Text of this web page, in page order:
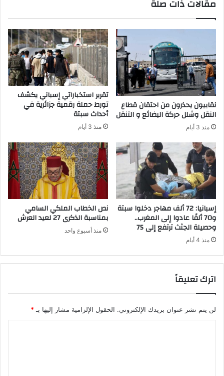
ة
1
6
م
ل
ا
د
ر
ه
م
و
ر
ص
ر
ا
ا
ا
ل
ب
ي
ج
ي
ي
مقالات ذات صلة
نقابيون يحذرون من احتقان قطاع
النقل وشلل حركة البضائع و التنقل
منذ 3 أيام
تقرير استخباراتي إسباني يكشف
تورط حملة رقمية جزائرية في
أحداث سبتة
منذ 3 أيام
إسبانيا: 72 ألف مهاجر دخلوا سبتة
و70 ألفًا عادوا إلى المغرب..
وحصيلة الجثث ترتفع إلى 75
منذ 4 أيام
نص الخطاب الملكي السامي
بمناسبة الذكرى 27 لعيد العرش
منذ أسبوع واحد
اترك تعليقاً
لن يتم نشر عنوان بريدك الإلكتروني. الحقول الإلزامية مشار إليها بـ *